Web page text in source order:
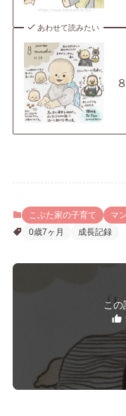
あわせて読みたい
こぶた家の子育て マ
0歳7ヶ月
成長記録
この